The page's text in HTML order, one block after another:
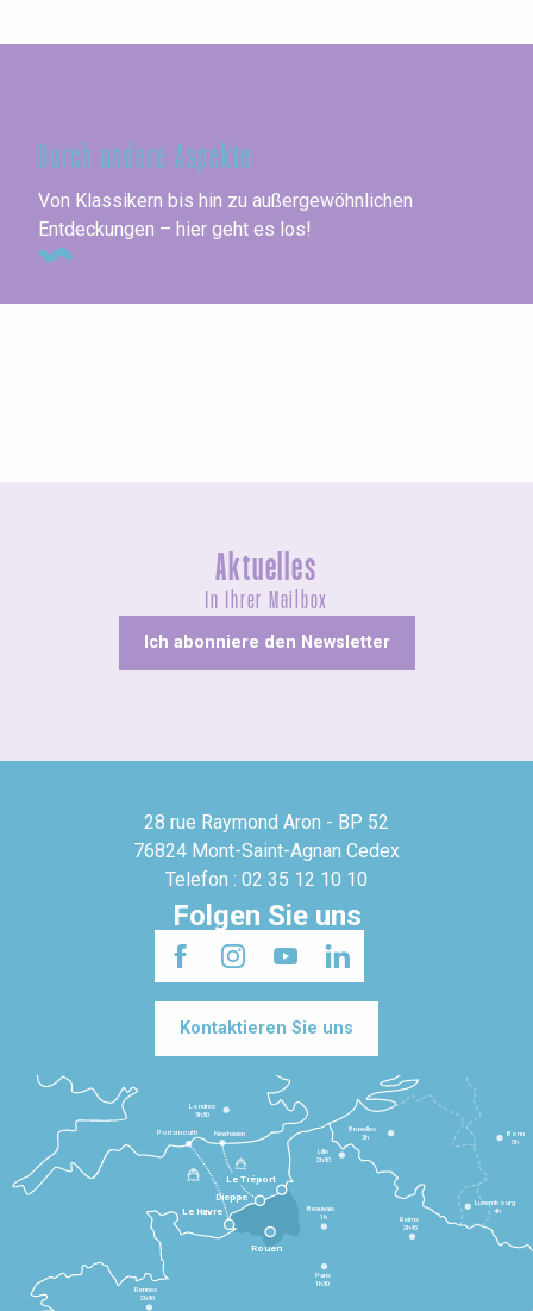
Durch andere Aspekte
Von Klassikern bis hin zu außergewöhnlichen
Entdeckungen – hier geht es los!
Aktuelles
In Ihrer Mailbox
Ich abonniere den Newsletter
28 rue Raymond Aron - BP 52
76824 Mont-Saint-Agnan Cedex
Telefon : 02 35 12 10 10
Folgen Sie uns
Kontaktieren Sie uns
Le Havre
Dieppe
Le Tréport
Rennes
2h30
Paris
1h30
Beauvais
1h
Reims
2h45
Lille
2h30
Bruxelles
3h
Londres
3h30
Newhaven
Portsmouth
Bonn
5h
Luxembourg
4h
Rouen